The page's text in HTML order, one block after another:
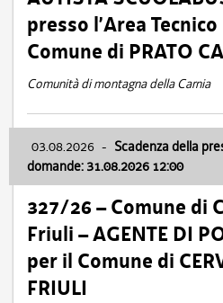
presso l’Area
Comune di PRATO
Comunità di montagna della Carnia
03.08.2026 - Scadenza della
domande: 31.08.2026 12:00
327/26 – Comune di
Friuli – AGENTE DI
per il Comune di
FRIULI